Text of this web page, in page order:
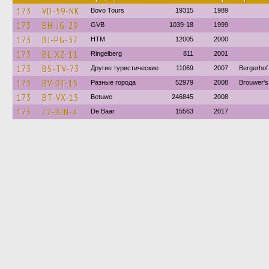
173 VD-59-NK Bovo Tours 19315 1989
173 BH-JG-29 GVB 1039-18 1999
173 BJ-PG-37 HTM 12005 2000
173 BL-XZ-11 Ringelberg 811 2001
173 BS-TV-73 Другие туристические 11069 2007 Bergerhof
173 BV-DT-15 Разные города 52979 2008
173 BT-VX-15 Betuwe 246845 2008
173 72-BJN-4 De Baar 15563 2017